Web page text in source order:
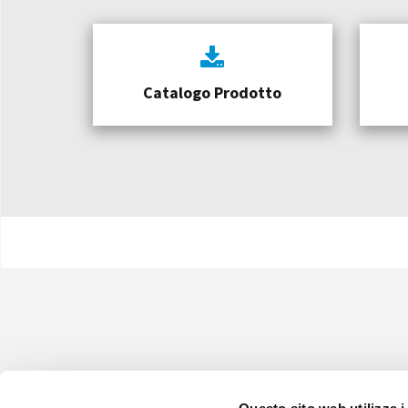
Catalogo Prodotto